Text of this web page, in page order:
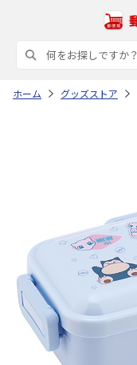
ホーム グッズストア